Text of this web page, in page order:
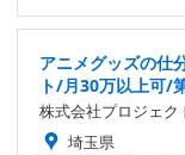
アニメグッズの仕
ト/月30万以上可/
株式会社プロジェク
埼玉県